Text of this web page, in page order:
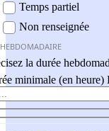
Temps partiel
Non renseignée
la durée
minimale (en heure)